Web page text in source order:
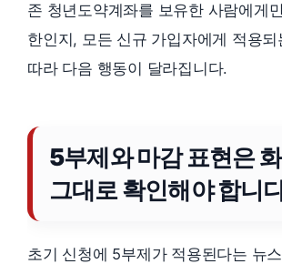
존 청년도약계좌를 보유한 사람에게
한인지, 모든 신규 가입자에게 적용되
따라 다음 행동이 달라집니다.
5부제와 마감 표현은
그대로 확인해야 합니
초기 신청에 5부제가 적용된다는 뉴